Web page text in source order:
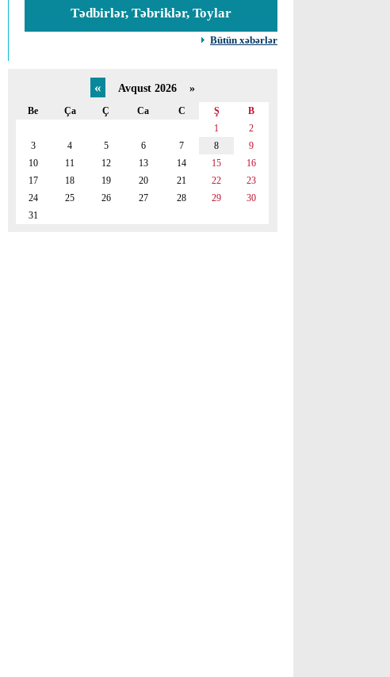
Tədbirlər, Təbriklər, Toylar
Bütün xəbərlər
« Avqust 2026 »
Be Ça Ç Ca C Ş
B
1
2
3
4 5 6 7 8
9
10
11 12 13 14 15
16
17
18 19 20 21 22
23
24
25 26 27 28 29
30
31